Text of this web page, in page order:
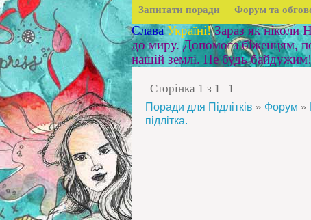
Запитати поради Форум та
Слава Україні! Зараз як ніколи
до миру. Допомога біженцям,
нашій землі. Не будь
Сторінка 1 з 1 1
Поради для Підлітків » Форум »
підлітка.